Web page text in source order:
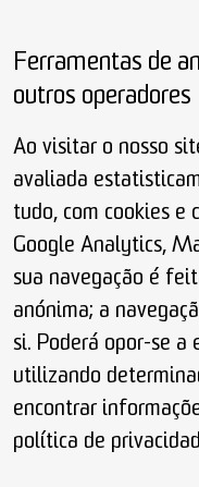
Ferramentas de
outros operadores
Ao visitar o nosso
avaliada
tudo, com cookies e
Google Analytics,
sua navegação é
anónima; a
si. Poderá opor-se a
utilizando
encontrar
política de